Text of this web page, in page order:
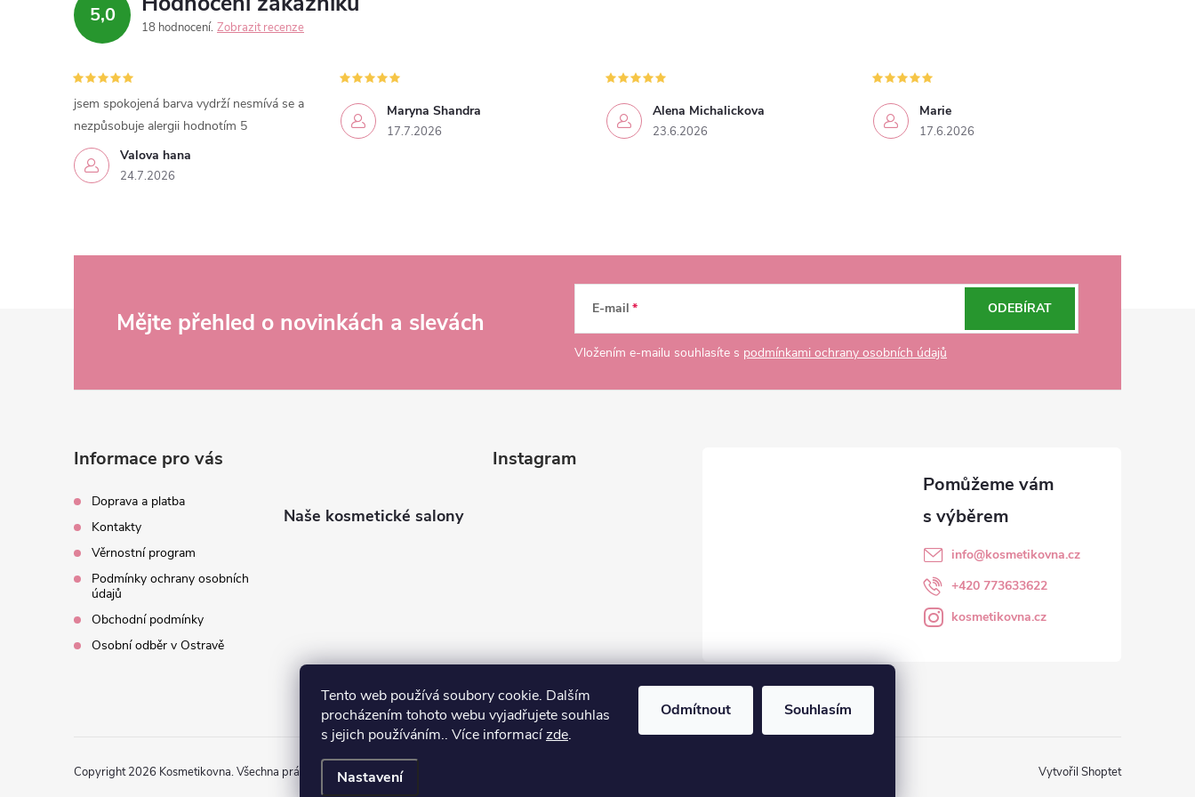
Tento web používá soubory cookie. Dalším
procházením tohoto webu vyjadřujete souhlas
s jejich používáním.. Více informacízde.
Nastavení
Odmítnout Souhlasím
5,0
18 hodnocení Zobrazit recenze
Valova hana
24.7.2026
jsem spokojená barva vydrží nesmívá se a
nezpůsobuje alergii hodnotím 5
Maryna Shandra
17.7.2026
Alena Michalickova
23.6.2026
Marie
17.6.2026
Mějte přehled o novinkách a slevách E-mail
Vložením e-mailu souhlasíte s podmínkami ochrany osobních údajů
ODEBÍRAT
Informace pro vás
Doprava a platba
Kontakty
Věrnostní program
Podmínky ochrany osobních
údajů
Obchodní podmínky
Osobní odběr v Ostravě
Naše kosmetické salony
Instagram
Sledovat na Instagramu
info@kosmetikovna.cz
+420 773633622
kosmetikovna.cz
Vytvořil Shoptet
Copyright 2026 Kosmetikovna. Všechna práva vyhrazena.